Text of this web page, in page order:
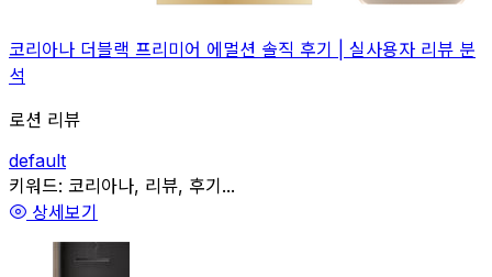
코리아나 더블랙 프리미어 에멀션 솔직 후기 | 실사용자 리뷰 분
석
로션 리뷰
default
관련
키워드: 코리아나, 리뷰, 후기...
상세보기